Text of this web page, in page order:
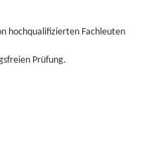
hochqualifizierten Fachleuten
Prüfung.